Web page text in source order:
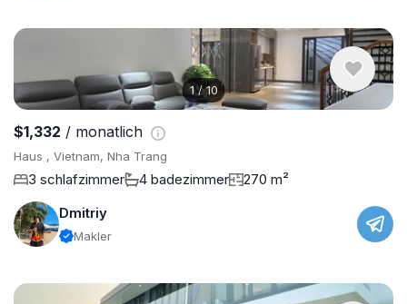
1/10
$1,332 / monatlich
Haus , Vietnam, Nha Trang
3 schlafzimmer 4 badezimmer
270 m²
Dmitriy
Makler